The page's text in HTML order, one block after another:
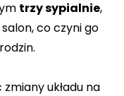
trzy sypialnie,
co czyni go
układu na